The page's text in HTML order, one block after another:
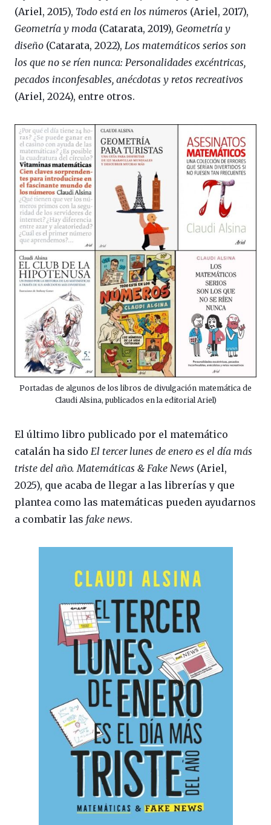
(Ariel, 2015), Todo está en los números (Ariel, 2017),
Geometría y moda (Catarata, 2019), Geometría y
diseño (Catarata, 2022), Los matemáticos serios son
los que no se ríen nunca: Personalidades excéntricas,
pecados inconfesables, anécdotas y retos recreativos
(Ariel, 2024), entre otros.
Portadas de algunos de los libros de divulgación matemática de
Claudi Alsina, publicados en la editorial Ariel)
El último libro publicado por el matemático
catalán ha sido El tercer lunes de enero es el día más
triste del año. Matemáticas & Fake News (Ariel,
2025), que acaba de llegar a las librerías y que
plantea como las matemáticas pueden ayudarnos
a combatir las fake news.